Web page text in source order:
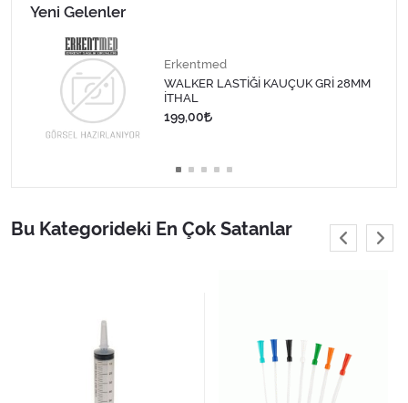
Sarf Malzemeleri
Sarf Malzemeleri
Yeni Gelenler
Erkentmed
WALKER LASTİĞİ KAUÇUK GRİ 28MM
İTHAL
199,00
Bu Kategorideki En Çok Satanlar